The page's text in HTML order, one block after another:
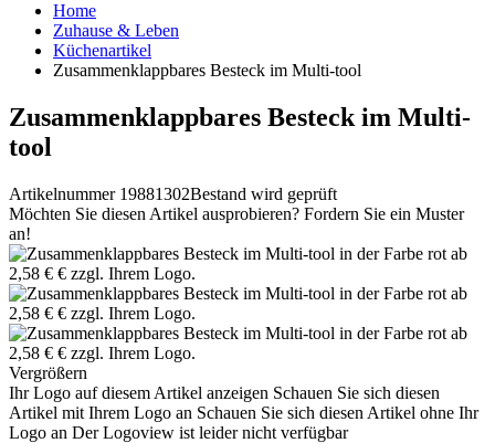
Home
Zuhause & Leben
Küchenartikel
Zusammenklappbares Besteck im Multi-tool
Zusammenklappbares Besteck im Multi-
tool
Artikelnummer 19881302Bestand wird geprüft
Möchten Sie diesen Artikel ausprobieren? Fordern Sie ein Muster
an!
Vergrößern
Ihr Logo auf diesem Artikel anzeigen Schauen Sie sich diesen
Artikel mit Ihrem Logo an Schauen Sie sich diesen Artikel ohne Ihr
Logo an Der Logoview ist leider nicht verfügbar